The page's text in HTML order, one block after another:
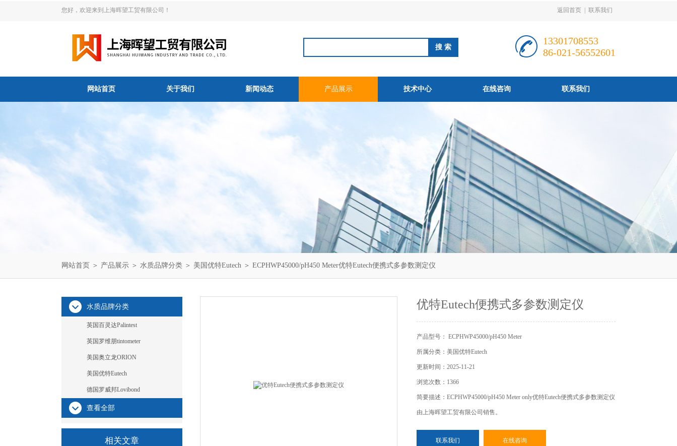
您好，欢迎来到上海晖望工贸有限公司！ 返回首页 联系我们
13301708553
86-021-56552601
网站首页 关于我们 新闻动态 产品展示 技术中心 在线咨询 联系我们
网站首页 ＞ 产品展示 ＞ 水质品牌分类 ＞ 美国优特Eutech ＞ ECPHWP45000/pH450 Meter优特Eutech便携式多参数测定仪
水质品牌分类
英国百灵达Palintest
英国罗维朋tintometer
美国奥立龙ORION
美国优特Eutech
德国罗威邦Lovibond
查看全部
相关文章
优特Eutech便携式多参数测定仪
产品型号： ECPHWP45000/pH450 Meter
所属分类：美国优特Eutech
更新时间：2025-11-21
浏览次数：1366
简要描述：ECPHWP45000/pH450 Meter only优特Eutech便携式多参数测定仪
由上海晖望工贸有限公司销售。
联系我们 在线咨询